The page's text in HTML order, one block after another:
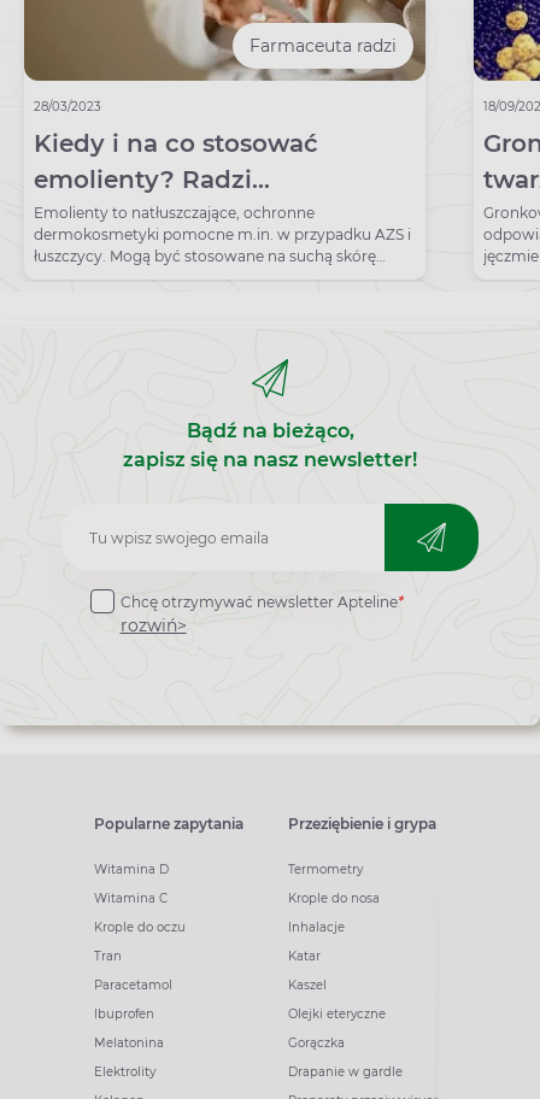
Farmaceuta radzi
28/03/2023
Kiedy i na co stosować
emolienty? Radzi
farmaceutka
Emolienty to natłuszczające, ochronne
dermokosmetyki pomocne m.in. w przypadku AZS i
łuszczycy. Mogą być stosowane na suchą skórę
twarzy, włosy, ręce i ciało.
18/09/
Bądź na bieżąco,
zapisz się na nasz newsletter!
Zapisz
do
newslettera
Chcę otrzymywać newsletter Apteline*
rozwiń>
Popularne zapytania
Witamina D
Witamina C
Krople do oczu
Tran
Paracetamol
Ibuprofen
Melatonina
Elektrolity
Przeziębienie i grypa
Termometry
Krople do nosa
Inhalacje
Katar
Kaszel
Olejki eteryczne
Gorączka
Drapanie w gardle